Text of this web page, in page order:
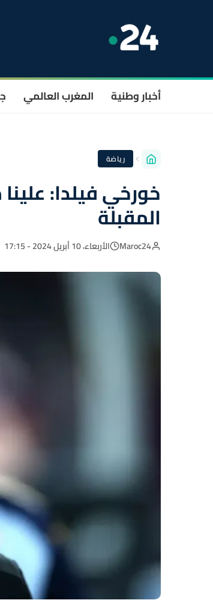
أخبار وطنية المغرب العالمي
رياضة
خورخي فيلدا:
المقبلة
Maroc24 الأربعاء، 10 أبريل 2024 - 17:15